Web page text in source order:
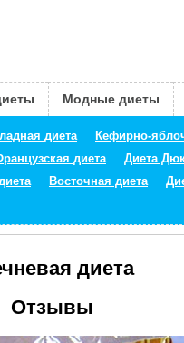
диета Кефирно-
диета Диета
Восточная диета
Модные диеты
диета
Отзывы